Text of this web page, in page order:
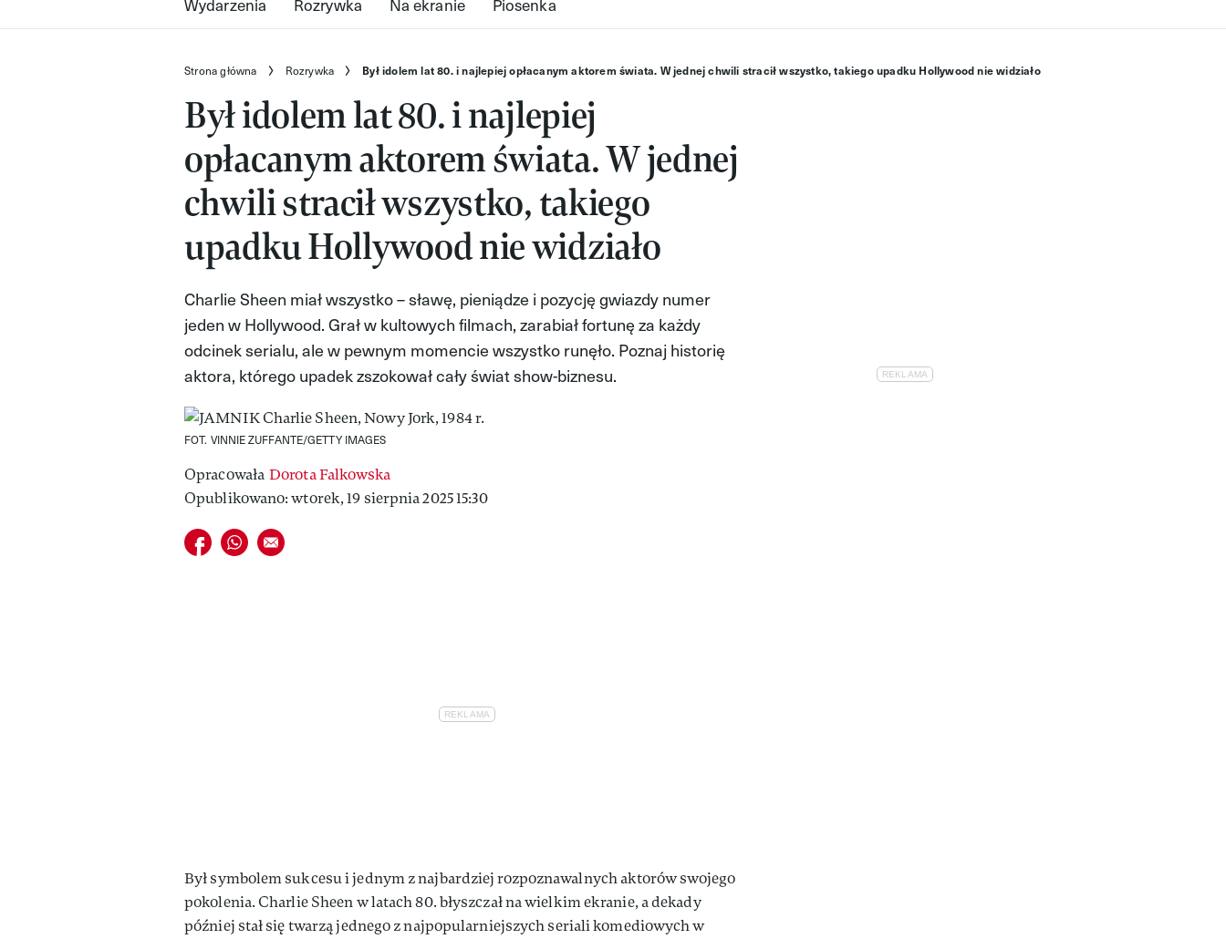
Strona główna Rozrywka Był idolem lat 80. i najlepiej opłacanym aktorem świata. W jednej chwili stracił wszystko, takiego upadku Hollywood nie widziało
Był idolem lat 80. i najlepiej
opłacanym aktorem świata. W jednej
chwili stracił wszystko, takiego
upadku Hollywood nie widziało
Charlie Sheen miał wszystko – sławę, pieniądze i pozycję gwiazdy numer
jeden w Hollywood. Grał w kultowych filmach, zarabiał fortunę za każdy
odcinek serialu, ale w pewnym momencie wszystko runęło. Poznaj historię
aktora, którego upadek zszokował cały świat show-biznesu.
FOT. VINNIE ZUFFANTE/GETTY IMAGES
Opracowała Dorota Falkowska
Opublikowano: wtorek, 19 sierpnia 2025 15:30
Udostępnij na facebook
Udostępnij na whatsapp
E-mail do przyjaciela
Był symbolem sukcesu i jednym z najbardziej rozpoznawalnych aktorów swojego
pokolenia. Charlie Sheen w latach 80. błyszczał na wielkim ekranie, a dekady
później stał się twarzą jednego z najpopularniejszych seriali komediowych w